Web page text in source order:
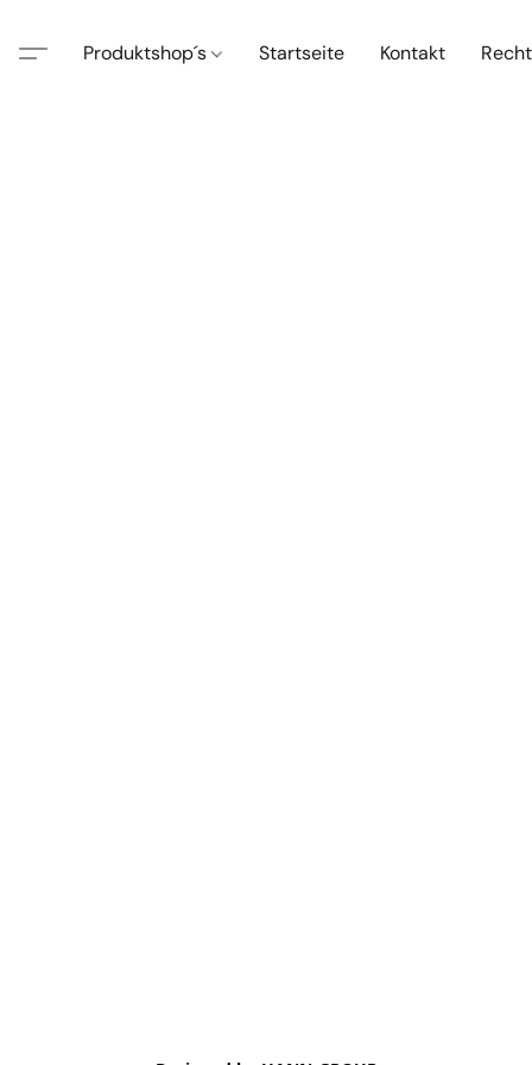
Produktshop´s Startseite Kontakt